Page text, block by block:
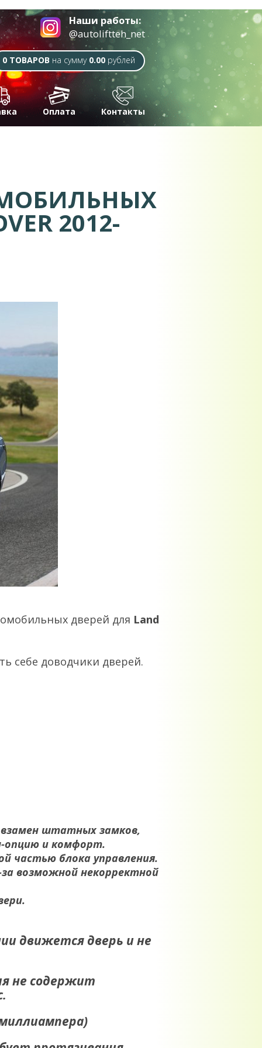
Наши работы:
@autoliftteh_net
0 ТОВАРОВ на сумму 0.00 рублей
Оплата Контакты
2012-
дверей для Land
себе доводчики дверей.
взамен штатных замков,
опцию и комфорт.
частью блока управления.
возможной некорректной
движется дверь и не
не содержит